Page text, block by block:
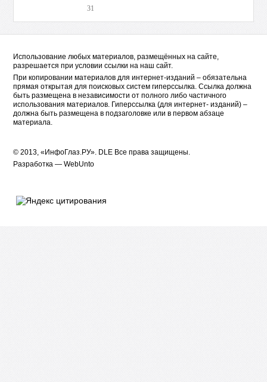
31
Использование любых материалов, размещённых на сайте,
разрешается при условии ссылки на наш сайт.
При копировании материалов для интернет-изданий – обязательна
прямая открытая для поисковых систем гиперссылка. Ссылка должна
быть размещена в независимости от полного либо частичного
использования материалов. Гиперссылка (для интернет- изданий) –
должна быть размещена в подзаголовке или в первом абзаце
материала.
© 2013, «ИнфоГлаз.РУ». DLE Все права защищены.
Разработка —WebUnto